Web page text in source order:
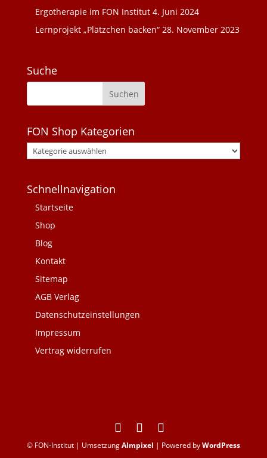
Ergotherapie im FON Institut 4. Juni 2024
Lernprojekt „Plätzchen backen“ 28. November 2023
Suche
FON Shop Kategorien
Schnellnavigation
Startseite
Shop
Blog
Kontakt
Sitemap
AGB Verlag
Datenschutzeinstellungen
Impressum
Vertrag widerrufen
© FON-Institut | UmsetzungAlmpixel | Powered byWordPress